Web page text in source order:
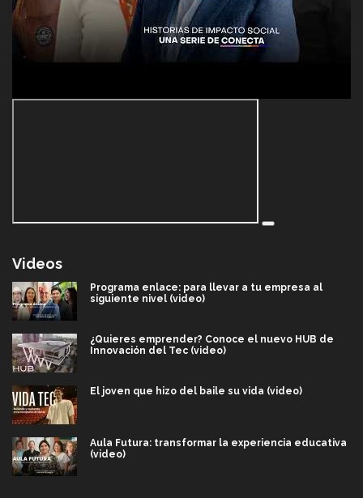
Videos
Programa enlace: para llevar a tu empresa al
siguiente nivel (video)
¿Quieres emprender? Conoce el nuevo HUB de
Innovación del Tec (video)
El joven que hizo del baile su vida (video)
Aula Futura: transformar la experiencia educativa
(video)